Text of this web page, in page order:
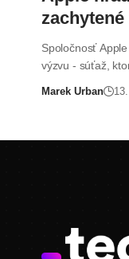
Spoločnosť
výzvu - súťaž,
Marek Urban